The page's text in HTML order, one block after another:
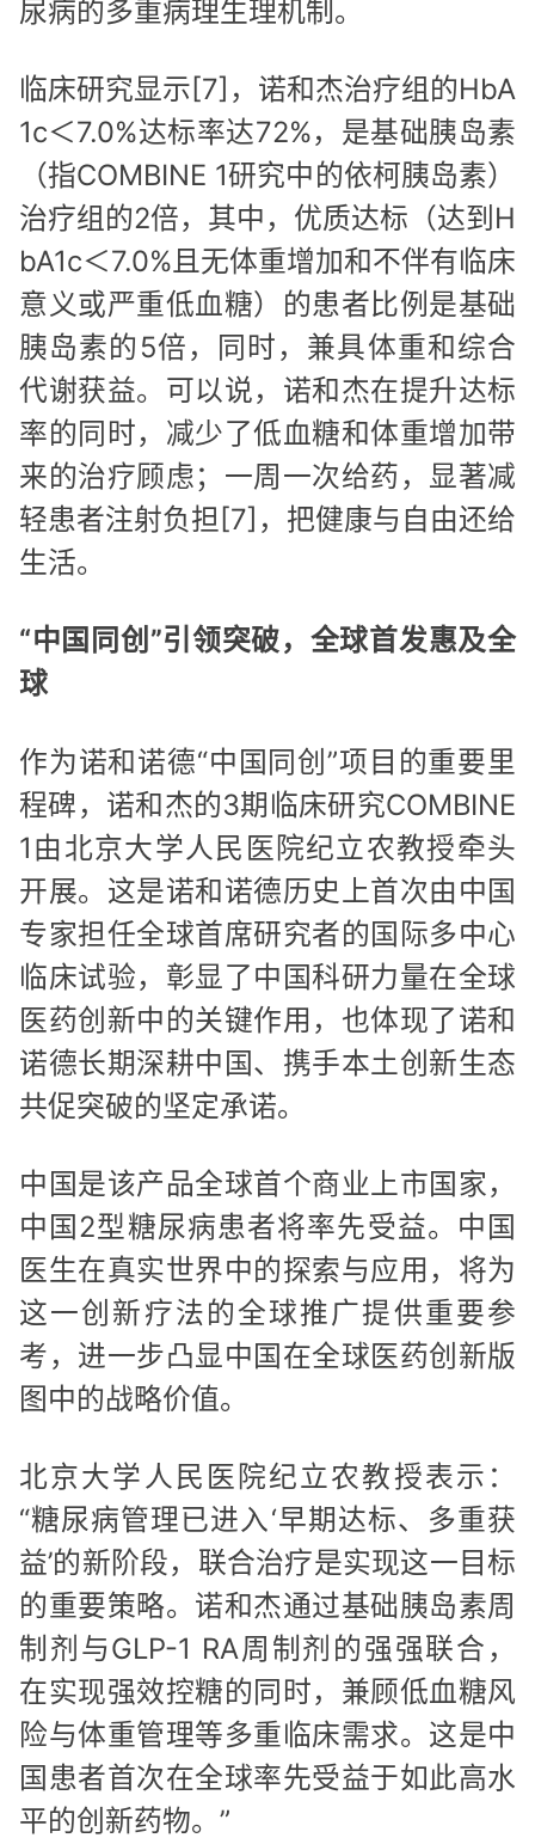
尿病的多重病理生理机制。
临床研究显示[7]，诺和杰治疗组的HbA
1c＜7.0%达标率达72%，是基础胰岛素
（指COMBINE 1研究中的依柯胰岛素）
治疗组的2倍，其中，优质达标（达到H
bA1c＜7.0%且无体重增加和不伴有临床
意义或严重低血糖）的患者比例是基础
胰岛素的5倍，同时，兼具体重和综合
代谢获益。可以说，诺和杰在提升达标
率的同时，减少了低血糖和体重增加带
来的治疗顾虑；一周一次给药，显著减
轻患者注射负担[7]，把健康与自由还给
生活。
“中国同创”引领突破，全球首发惠及全
球
作为诺和诺德“中国同创”项目的重要里
程碑，诺和杰的3期临床研究COMBINE
1由北京大学人民医院纪立农教授牵头
开展。这是诺和诺德历史上首次由中国
专家担任全球首席研究者的国际多中心
临床试验，彰显了中国科研力量在全球
医药创新中的关键作用，也体现了诺和
诺德长期深耕中国、携手本土创新生态
共促突破的坚定承诺。
中国是该产品全球首个商业上市国家，
中国2型糖尿病患者将率先受益。中国
医生在真实世界中的探索与应用，将为
这一创新疗法的全球推广提供重要参
考，进一步凸显中国在全球医药创新版
图中的战略价值。
北京大学人民医院纪立农教授表示：
“糖尿病管理已进入‘早期达标、多重获
益’的新阶段，联合治疗是实现这一目标
的重要策略。诺和杰通过基础胰岛素周
制剂与GLP-1 RA周制剂的强强联合，
在实现强效控糖的同时，兼顾低血糖风
险与体重管理等多重临床需求。这是中
国患者首次在全球率先受益于如此高水
平的创新药物。”